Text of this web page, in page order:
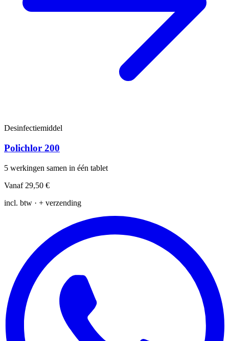
Desinfectiemiddel
Polichlor 200
5 werkingen samen in één tablet
Vanaf 29,50 €
incl. btw · + verzending